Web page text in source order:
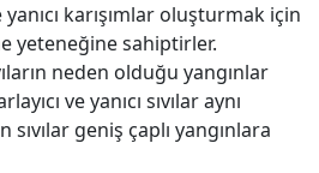
yanıcı karışımlar oluşturmak için
yeteneğine sahiptirler.
neden olduğu yangınlar
ve yanıcı sıvılar aynı
sıvılar geniş çaplı yangınlara